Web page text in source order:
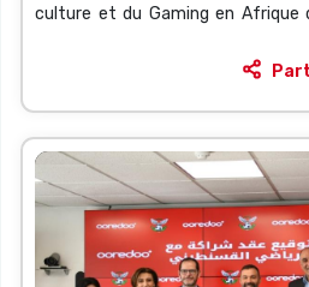
culture et du Gaming en Afrique
avril 2026, au Palais de la Culture